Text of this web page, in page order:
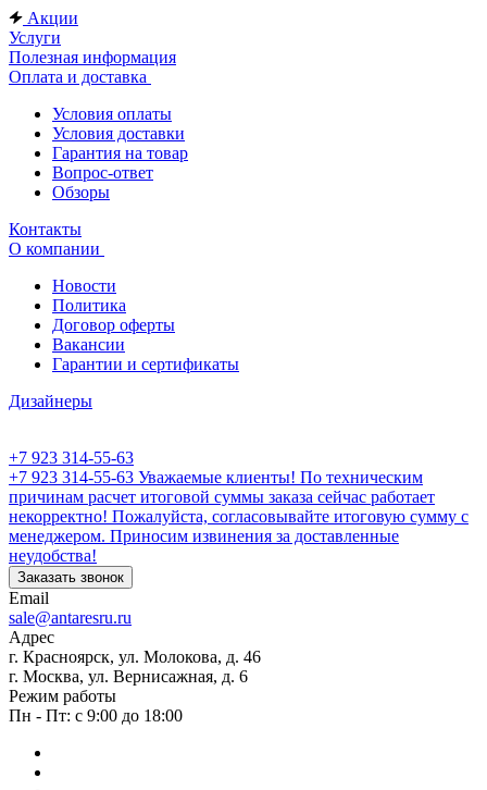
Акции
Услуги
Полезная информация
Оплата и доставка
Условия оплаты
Условия доставки
Гарантия на товар
Вопрос-ответ
Обзоры
Контакты
О компании
Новости
Политика
Договор оферты
Вакансии
Гарантии и сертификаты
Дизайнеры
+7 923 314-55-63
+7 923 314-55-63 Уважаемые клиенты! По техническим
причинам расчет итоговой суммы заказа сейчас работает
некорректно! Пожалуйста, согласовывайте итоговую сумму с
менеджером. Приносим извинения за доставленные
неудобства!
Заказать звонок
Email
sale@antaresru.ru
Адрес
г. Красноярск, ул. Молокова, д. 46
г. Москва, ул. Вернисажная, д. 6
Режим работы
Пн - Пт: с 9:00 до 18:00